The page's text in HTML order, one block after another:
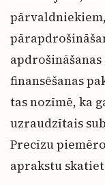
finansēšanas
tas nozīmē, ka
uzraudzītais
Precīzu
aprakstu skatiet